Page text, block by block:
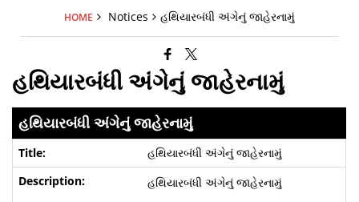
HOME Notices હથિયારબંધી અંગેનું જાહેરનામું
હથિયારબંધી અંગેનું જાહેરનામું
હથિયારબંધી અંગેનું જાહેરનામું
હથિયારબંધી અંગેનું જાહેરનામું
હથિયારબંધી અંગેનું જાહેરનામું